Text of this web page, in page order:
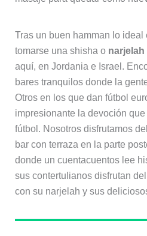
Tras un buen hamman lo ideal
tomarse una shisha o narjelah
aquí, en Jordania e Israel.
bares tranquilos donde la
Otros en los que dan fútbol
impresionante la devoción que
fútbol. Nosotros disfrutamos del
bar con terraza en la parte
donde un cuentacuentos lee
sus contertulianos disfrutan
con su narjelah y sus